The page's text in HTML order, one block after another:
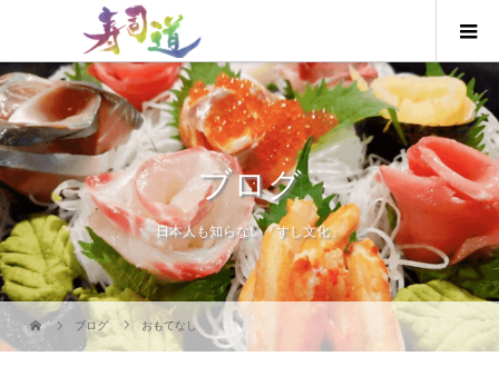
ブログ
日本人も知らない「すし文化」
ブログ おもてなし